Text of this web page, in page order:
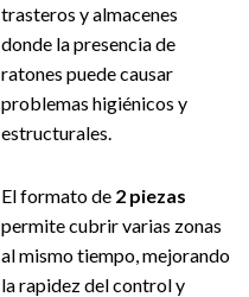
trasteros y almacenes
donde la presencia de
ratones puede causar
problemas higiénicos y
estructurales.
El formato de 2 piezas
permite cubrir varias zonas
al mismo tiempo, mejorando
la rapidez del control y